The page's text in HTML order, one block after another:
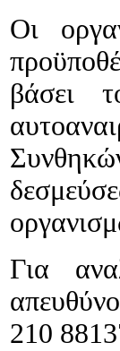
Οι
βάσει
Για
210